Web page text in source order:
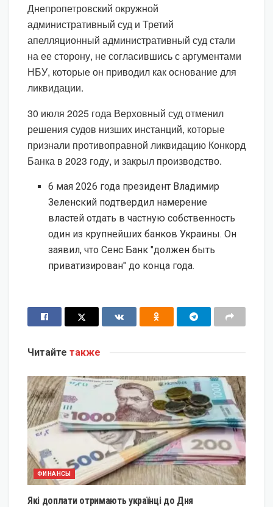
Днепропетровский окружной
административный суд и Третий
апелляционный административный суд стали
на ее сторону, не согласившись с аргументами
НБУ, которые он приводил как основание для
ликвидации.
30 июля 2025 года Верховный суд отменил
решения судов низших инстанций, которые
признали противоправной ликвидацию Конкорд
Банка в 2023 году, и закрыл производство.
6 мая 2026 года президент Владимир
Зеленский подтвердил намерение
властей отдать в частную собственность
один из крупнейших банков Украины. Он
заявил, что Сенс Банк "должен быть
приватизирован" до конца года.
Читайте также
ФИНАНСЫ
Які доплати отримають українці до Дня